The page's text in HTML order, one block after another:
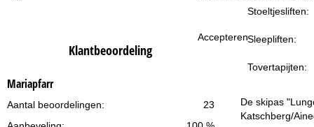
Accepteren
Klantbeoordeling
Mariapfarr
23
Aantal beoordelingen:
i
n
a
Stoeltjesliften:
Sleepliften:
Tovertapijten:
De skipas
Katschberg/